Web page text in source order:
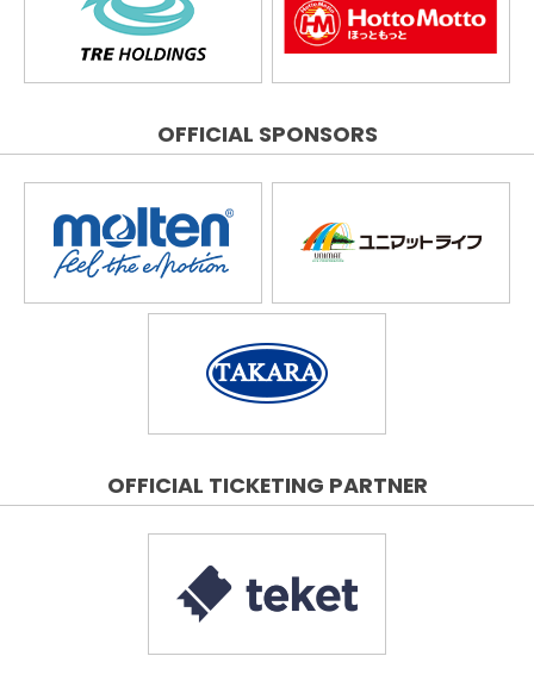
OFFICIAL SPONSORS
OFFICIAL TICKETING PARTNER